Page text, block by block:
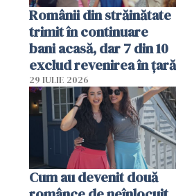
Românii din străinătate
trimit în continuare
bani acasă, dar 7 din 10
exclud revenirea în țară
29 IULIE 2026
Cum au devenit două